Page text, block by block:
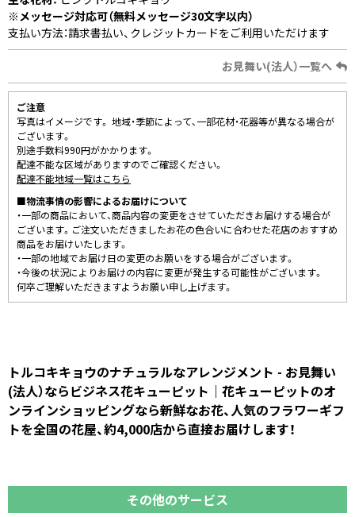
※メッセージ対応可（無料メッセージ30文字以内）
支払い方法：請求書払い、クレジットカードをご利用いただけます
お見舞い(法人）一覧へ
ご注意
写真はイメージです。 地域・季節によって、一部花材・花器等が異なる場合が
ございます。
別途手数料990円がかかります。
配達不能な区域がありますのでご確認ください。
配達不能地域一覧はこちら
■物流事情の影響によるお届けについて
・一部の商品において、商品内容の変更をさせていただきお届けする場合が
ございます。ご注文いただきましたお花の色合いに合わせた花店のおすすめ
商品をお届けいたします。
・一部の地域でお届け日の変更のお願いをする場合がございます。
・今後の状況によりお届けの内容に変更が発生する可能性がございます。
何卒ご理解いただきますようお願い申し上げます。
トルコキキョウのナチュラルなアレンジメント - お見舞い
(法人）ならビジネス花キューピット｜花キューピットのオ
ンラインショッピングなら新鮮なお花、人気のフラワーギフ
トを全国の花屋、約4,000店から直接お届けします！
その他のサービス